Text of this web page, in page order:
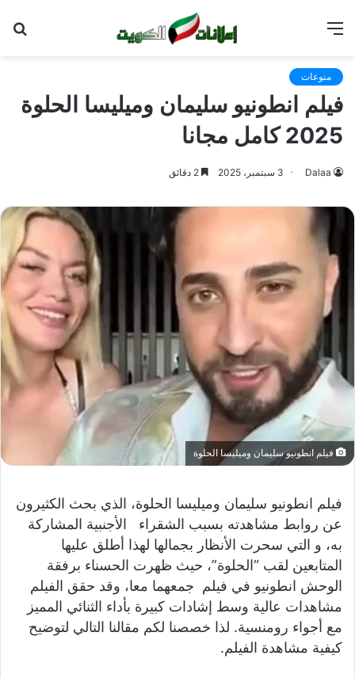
منوعات
فيلم انطونيو سليمان وميليسا الحلوة
2025 كامل مجانا
Dalaa 3 سبتمبر، 2025
فيلم انطونيو سليمان وميليسا الحلوة
فيلم انطونيو سليمان وميليسا الحلوة، الذي بحث الكثيرون
عن روابط مشاهدته بسبب الشقراء الأجنبية المشاركة
به، و التي سحرت الأنظار بجمالها لهذا أطلق عليها
المتابعين لقب “الحلوة”، حيث ظهرت الحسناء برفقة
الوحش انطونيو في فيلم جمعهما معا، وقد حقق الفيلم
مشاهدات عالية وسط إشادات كبيرة بأداء الثنائي المميز
مع أجواء رومنسية. لذا خصصنا لكم مقالنا التالي لتوضيح
كيفية مشاهدة الفيلم.